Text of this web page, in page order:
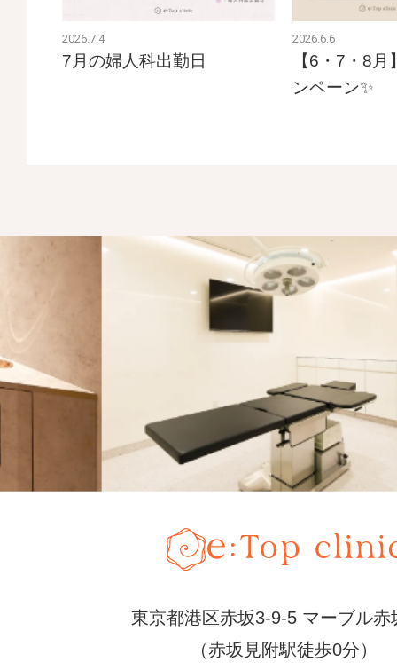
2026.7.4
7月の婦人科出勤日
2026.6.6
【6・7・8
ンペーン✨
東京都港区赤坂3-9-5 マーブル赤
（赤坂見附駅徒歩0分）